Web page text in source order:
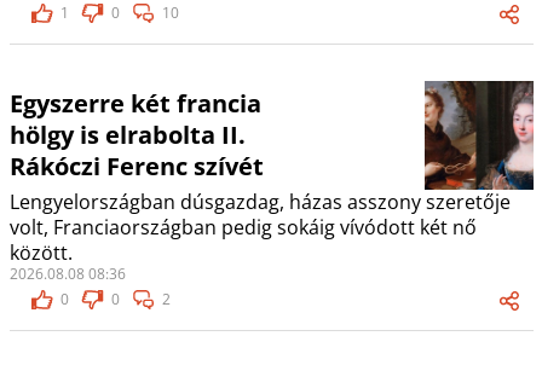
1
0 10
Egyszerre két francia
hölgy is elrabolta II.
Rákóczi Ferenc szívét
Lengyelországban dúsgazdag, házas asszony szeretője
volt, Franciaországban pedig sokáig vívódott két nő
között.
2026.08.08 08:36
0
0 2